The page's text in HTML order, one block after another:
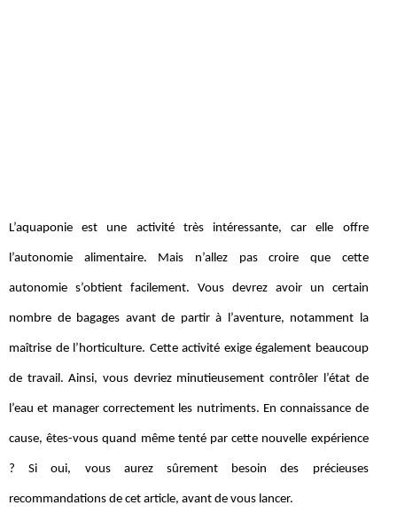
L’aquaponie est une activité très intéressante, car elle offre
l’autonomie alimentaire. Mais n’allez pas croire que cette
autonomie s’obtient facilement. Vous devrez avoir un certain
nombre de bagages avant de partir à l’aventure, notamment la
maîtrise de l’horticulture. Cette activité exige également beaucoup
de travail. Ainsi, vous devriez minutieusement contrôler l’état de
l’eau et manager correctement les nutriments. En connaissance de
cause, êtes-vous quand même tenté par cette nouvelle expérience
? Si oui, vous aurez sûrement besoin des précieuses
recommandations de cet article, avant de vous lancer.